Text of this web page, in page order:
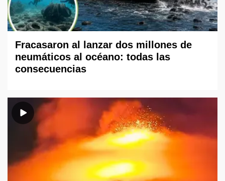
Fracasaron al lanzar dos millones de
neumáticos al océano: todas las
consecuencias